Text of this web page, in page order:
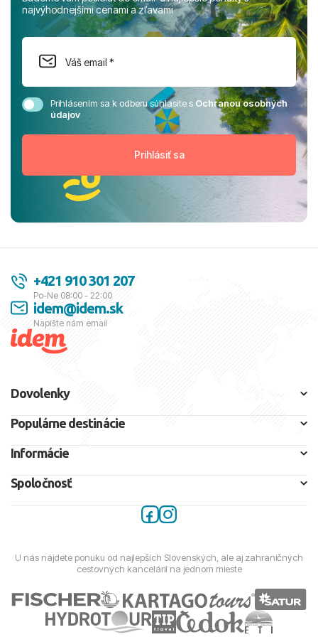
najvýhodnejšími cenami a zľavami
Prihlásením sa k odberu súhlasíte sOchranou osobných
údajov
+421 910 301 207
Po-Ne 08:00 - 22:00
idem@idem.sk
Napíšte nám email
Dovolenky
Populárne destinácie
Informácie
Spoločnosť
U nás nájdete ponuku od najlepších Slovenských, ale aj zahraničných
cestovných kancelárií na jednom mieste